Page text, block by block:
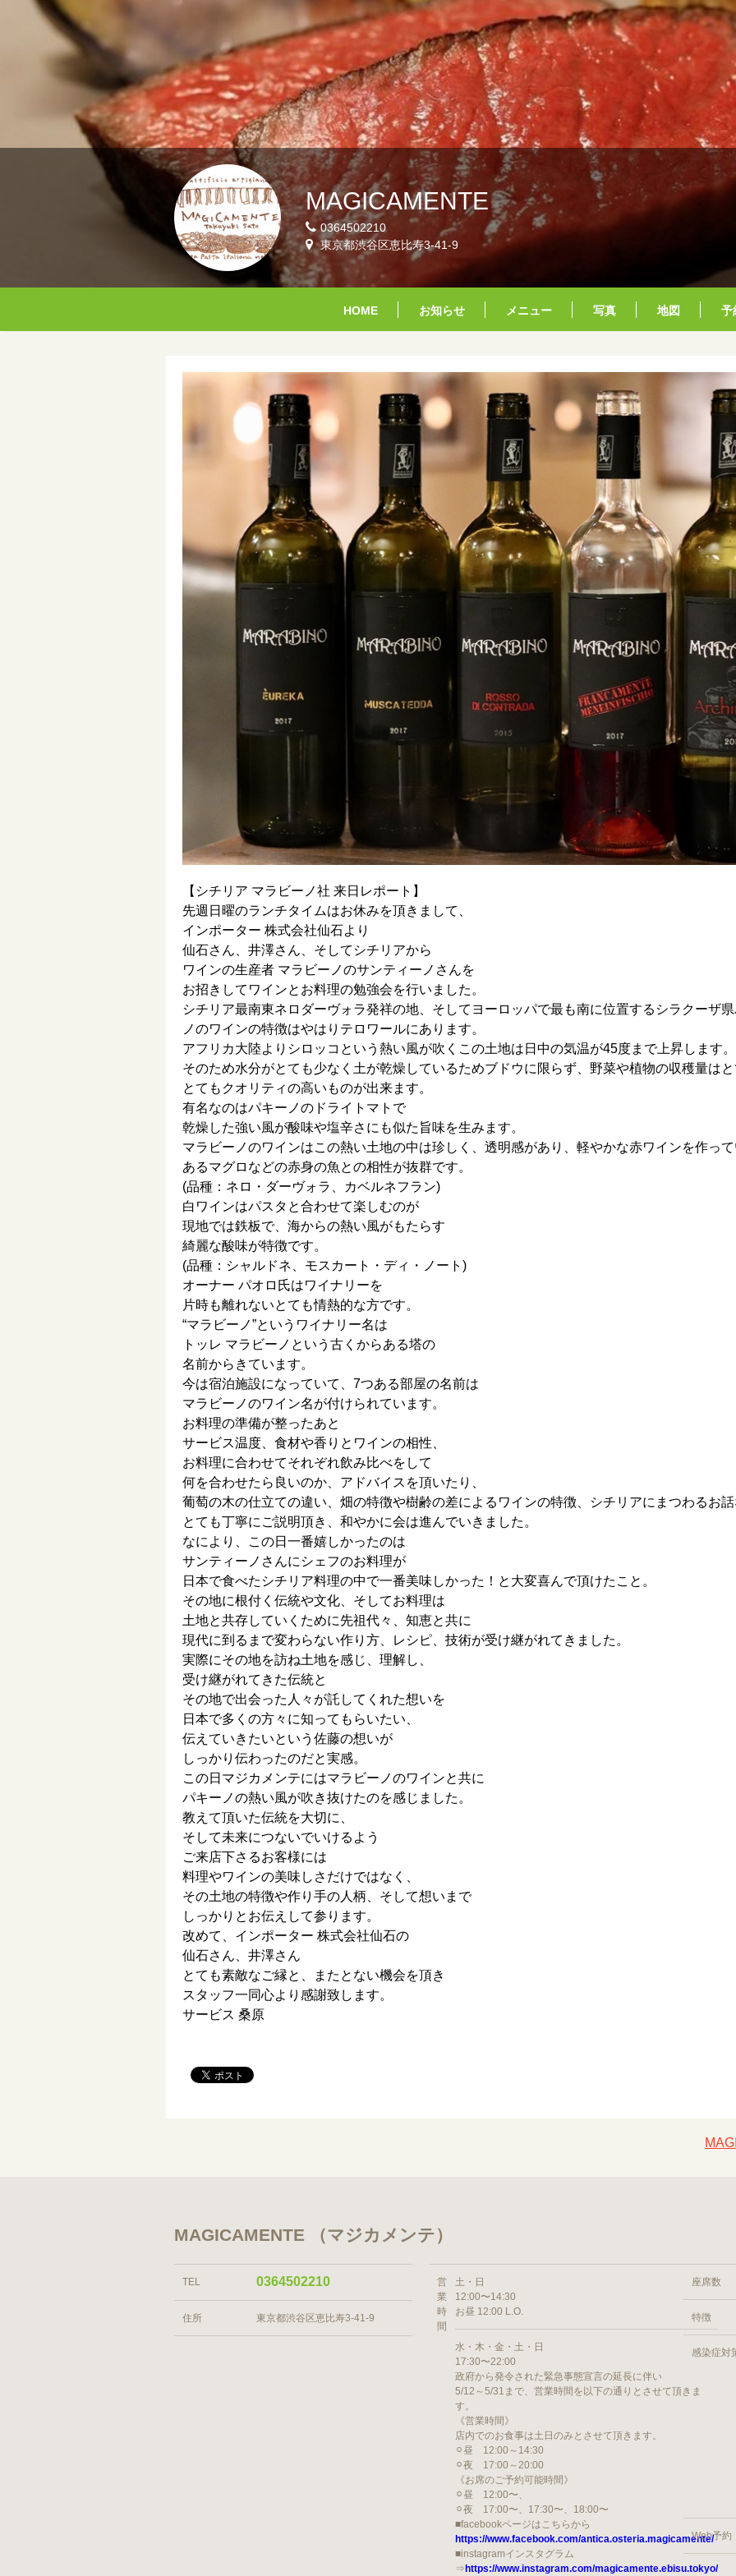
MAGICAMENTE
0364502210
東京都渋谷区恵比寿3-41-9
HOME お知らせ メニュー 写真 地図 予
【シチリア マラビーノ社 来日レポート】
先週日曜のランチタイムはお休みを頂きまして、
インポーター 株式会社仙石より
仙石さん、井澤さん、そしてシチリアから
ワインの生産者 マラビーノのサンティーノさんを
お招きしてワインとお料理の勉強会を行いました。
シチリア最南東ネロダーヴォラ発祥の地、そしてヨーロッパで最も南に位置するシラクーザ
ノのワインの特徴はやはりテロワールにあります。
アフリカ大陸よりシロッコという熱い風が吹くこの土地は日中の気温が45度まで上昇します。
そのため水分がとても少なく土が乾燥しているためブドウに限らず、野菜や植物の収穫量は
とてもクオリティの高いものが出来ます。
有名なのはパキーノのドライトマトで
乾燥した強い風が酸味や塩辛さにも似た旨味を生みます。
マラビーノのワインはこの熱い土地の中は珍しく、透明感があり、軽やかな赤ワインを作っ
あるマグロなどの赤身の魚との相性が抜群です。
(品種：ネロ・ダーヴォラ、カベルネフラン)
白ワインはパスタと合わせて楽しむのが
現地では鉄板で、海からの熱い風がもたらす
綺麗な酸味が特徴です。
(品種：シャルドネ、モスカート・ディ・ノート)
オーナー パオロ氏はワイナリーを
片時も離れないとても情熱的な方です。
“マラビーノ”というワイナリー名は
トッレ マラビーノという古くからある塔の
名前からきています。
今は宿泊施設になっていて、7つある部屋の名前は
マラビーノのワイン名が付けられています。
お料理の準備が整ったあと
サービス温度、食材や香りとワインの相性、
お料理に合わせてそれぞれ飲み比べをして
何を合わせたら良いのか、アドバイスを頂いたり、
葡萄の木の仕立ての違い、畑の特徴や樹齢の差によるワインの特徴、シチリアにまつわるお
とても丁寧にご説明頂き、和やかに会は進んでいきました。
なにより、この日一番嬉しかったのは
サンティーノさんにシェフのお料理が
日本で食べたシチリア料理の中で一番美味しかった！と大変喜んで頂けたこと。
その地に根付く伝統や文化、そしてお料理は
土地と共存していくために先祖代々、知恵と共に
現代に到るまで変わらない作り方、レシピ、技術が受け継がれてきました。
実際にその地を訪ね土地を感じ、理解し、
受け継がれてきた伝統と
その地で出会った人々が託してくれた想いを
日本で多くの方々に知ってもらいたい、
伝えていきたいという佐藤の想いが
しっかり伝わったのだと実感。
この日マジカメンテにはマラビーノのワインと共に
パキーノの熱い風が吹き抜けたのを感じました。
教えて頂いた伝統を大切に、
そして未来につないでいけるよう
ご来店下さるお客様には
料理やワインの美味しさだけではなく、
その土地の特徴や作り手の人柄、そして想いまで
しっかりとお伝えして参ります。
改めて、インポーター 株式会社仙石の
仙石さん、井澤さん
とても素敵なご縁と、またとない機会を頂き
スタッフ一同心より感謝致します。
サービス 桑原
MAGICAMENTE （マジカメンテ）
TEL 0364502210
住所 東京都渋谷区恵比寿3-41-9
営
業
時
間
土・日
12:00〜14:30
お昼 12:00 L.O.
水・木・金・土・日
17:30〜22:00
政府から発令された緊急事態宣言の延長に伴い
5/12～5/31まで、営業時間を以下の通りとさせて頂きま
す。
《営業時間》
店内でのお食事は土日のみとさせて頂きます。
⚪︎昼 12:00～14:30
⚪︎夜 17:00～20:00
《お席のご予約可能時間》
⚪︎昼 12:00〜、
⚪︎夜 17:00〜、17:30〜、18:00〜
■facebookページはこちらから
https://www.facebook.com/antica.osteria.magicamente/
■instagramインスタグラム
⇒https://www.instagram.com/magicamente.ebisu.tokyo/
座席数
特徴
感染症対
Web予約